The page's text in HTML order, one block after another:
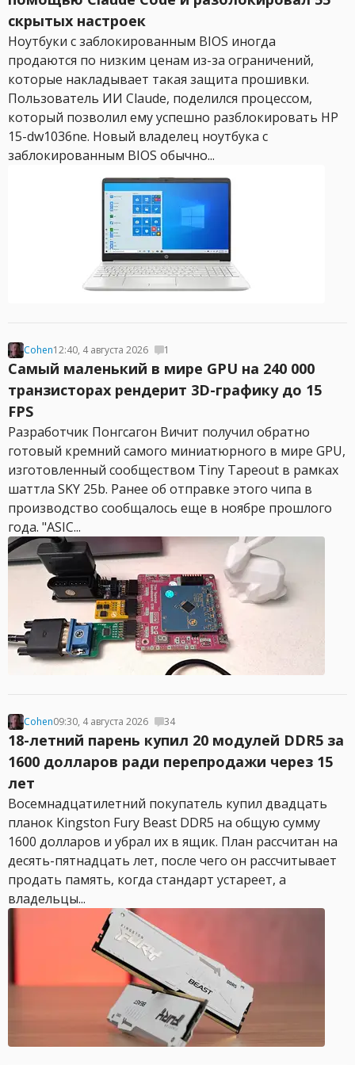
скрытых настроек
Ноутбуки с заблокированным BIOS иногда
продаются по низким ценам из-за ограничений,
которые накладывает такая защита прошивки.
Пользователь ИИ Claude, поделился процессом,
который позволил ему успешно разблокировать HP
15-dw1036ne. Новый владелец ноутбука с
заблокированным BIOS обычно...
Cohen12:40, 4 августа 2026 1
Самый маленький в мире GPU на 240 000
транзисторах рендерит 3D-графику до 15
FPS
Разработчик Понгсагон Вичит получил обратно
готовый кремний самого миниатюрного в мире GPU,
изготовленный сообществом Tiny Tapeout в рамках
шаттла SKY 25b. Ранее об отправке этого чипа в
производство сообщалось еще в ноябре прошлого
года. "ASIC...
Cohen09:30, 4 августа 2026 34
18-летний парень купил 20 модулей DDR5 за
1600 долларов ради перепродажи через 15
лет
Восемнадцатилетний покупатель купил двадцать
планок Kingston Fury Beast DDR5 на общую сумму
1600 долларов и убрал их в ящик. План рассчитан на
десять-пятнадцать лет, после чего он рассчитывает
продать память, когда стандарт устареет, а
владельцы...